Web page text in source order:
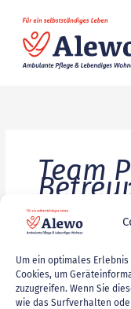
Um ein optimales
Cookies, um
zuzugreifen. Wenn Sie
wie das Surfverhalten
Inhalt
springen
Team
Examinierte
Stellenangebote ,Team
Examinierte
Pflegefachkraft
(w/m/d)